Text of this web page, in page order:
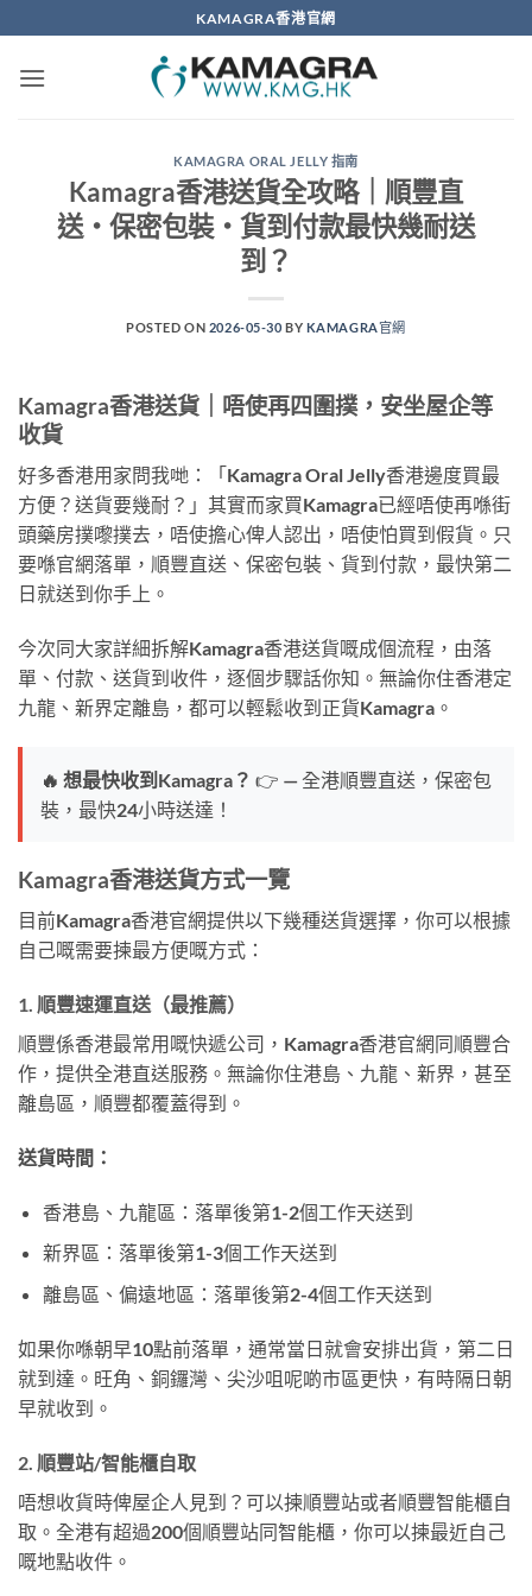
to
content
KAMAGRA香港官網
KAMAGRA ORAL JELLY 指南
Kamagra香港送貨全攻略｜順豐直
送・保密包裝・貨到付款最快幾耐送
到？
POSTED ON 2026-05-30 BY KAMAGRA官網
Kamagra香港送貨｜唔使再四圍撲，安坐屋企等
收貨
好多香港用家問我哋：「Kamagra Oral Jelly香港邊度買最
方便？送貨要幾耐？」其實而家買Kamagra已經唔使再喺街
頭藥房撲嚟撲去，唔使擔心俾人認出，唔使怕買到假貨。只
要喺官網落單，順豐直送、保密包裝、貨到付款，最快第二
日就送到你手上。
今次同大家詳細拆解Kamagra香港送貨嘅成個流程，由落
單、付款、送貨到收件，逐個步驟話你知。無論你住香港定
九龍、新界定離島，都可以輕鬆收到正貨Kamagra。
🔥 想最快收到Kamagra？ 👉 — 全港順豐直送，保密包
裝，最快24小時送達！
Kamagra香港送貨方式一覽
目前Kamagra香港官網提供以下幾種送貨選擇，你可以根據
自己嘅需要揀最方便嘅方式：
1. 順豐速運直送（最推薦）
順豐係香港最常用嘅快遞公司，Kamagra香港官網同順豐合
作，提供全港直送服務。無論你住港島、九龍、新界，甚至
離島區，順豐都覆蓋得到。
送貨時間：
香港島、九龍區：落單後第1-2個工作天送到
新界區：落單後第1-3個工作天送到
離島區、偏遠地區：落單後第2-4個工作天送到
如果你喺朝早10點前落單，通常當日就會安排出貨，第二日
就到達。旺角、銅鑼灣、尖沙咀呢啲市區更快，有時隔日朝
早就收到。
2. 順豐站/智能櫃自取
唔想收貨時俾屋企人見到？可以揀順豐站或者順豐智能櫃自
取。全港有超過200個順豐站同智能櫃，你可以揀最近自己
嘅地點收件。